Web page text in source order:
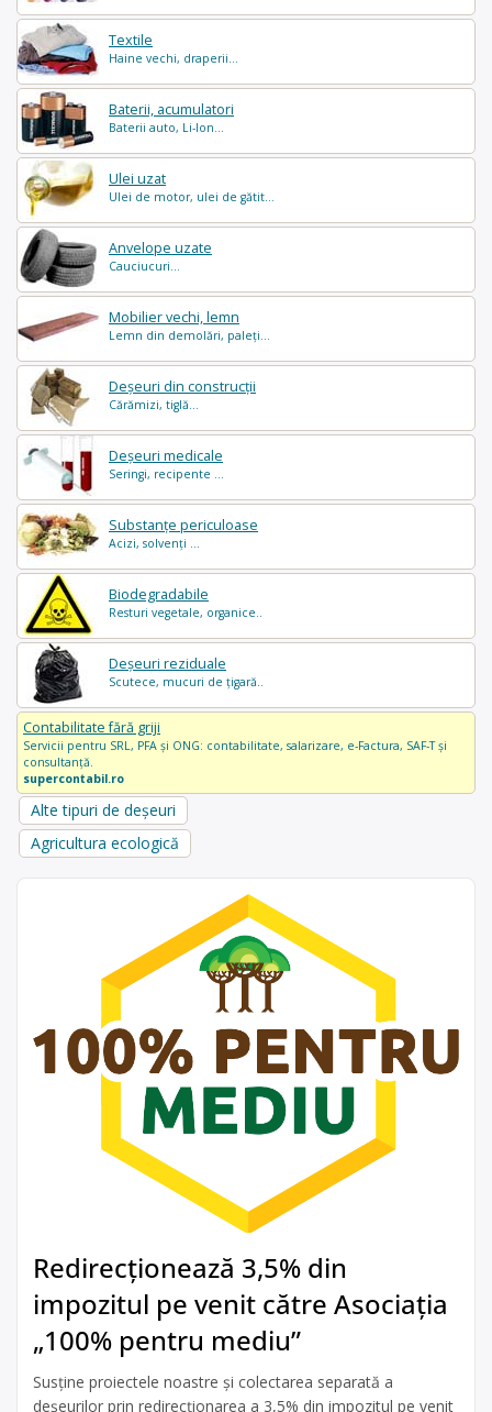
Textile
Haine vechi, draperii...
Baterii, acumulatori
Baterii auto, Li-Ion...
Ulei uzat
Ulei de motor, ulei de gătit...
Anvelope uzate
Cauciucuri...
Mobilier vechi, lemn
Lemn din demolări, paleți...
Deșeuri din construcții
Cărămizi, tiglă...
Deșeuri medicale
Seringi, recipente ...
Substanțe periculoase
Acizi, solvenți ...
Biodegradabile
Resturi vegetale, organice..
Deșeuri reziduale
Scutece, mucuri de țigară..
Contabilitate fără griji
Servicii pentru SRL, PFA și ONG: contabilitate, salarizare, e-Factura, SAF-T și
consultanță.
supercontabil.ro
Alte tipuri de deșeuri
Agricultura ecologică
Redirecționează 3,5% din
impozitul pe venit către Asociația
„100% pentru mediu”
Susține proiectele noastre și colectarea separată a
deșeurilor prin redirecționarea a 3,5% din impozitul pe venit